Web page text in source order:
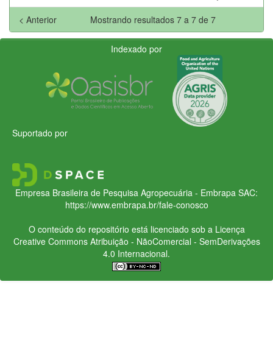
Mostrando resultados 7 a 7 de 7
< Anterior
Indexado por
Suportado por
Empresa Brasileira de Pesquisa Agropecuária - Embrapa SAC:
https://www.embrapa.br/fale-conosco
O conteúdo do repositório está licenciado sob a Licença
Creative CommonsAtribuição - NãoComercial - SemDerivações
4.0 Internacional.